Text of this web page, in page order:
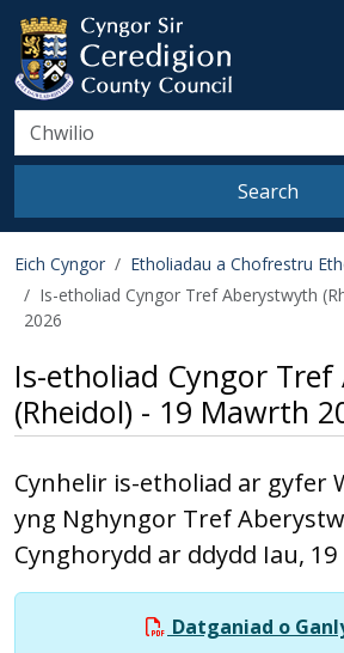
Skip to main content
Ceredigion County
Search
Search
Eich Cyngor
Etholiadau a Chofrestru
Is-etholiad Cyngor Tref Aberystwyth
2026
Is-etholiad Cyngor
(Rheidol) - 19 Mawrth
Cynhelir is-etholiad ar gyfer
yng Nghyngor Tref
Cynghorydd ar ddydd Iau,
Datganiad o